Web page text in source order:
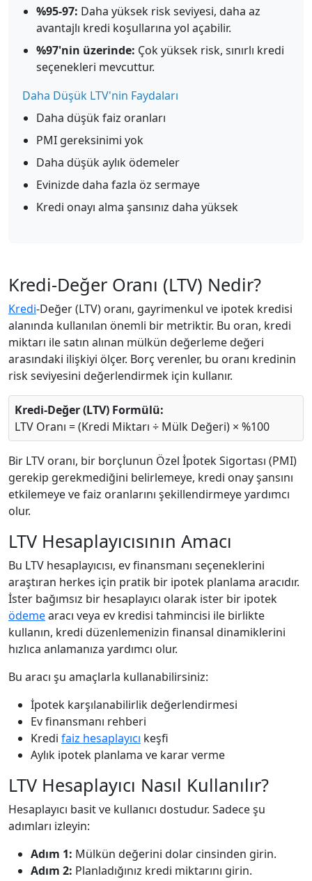
%95-97: Daha yüksek risk seviyesi, daha az
avantajlı kredi koşullarına yol açabilir.
%97'nin üzerinde: Çok yüksek risk, sınırlı kredi
seçenekleri mevcuttur.
Daha Düşük LTV'nin Faydaları
Daha düşük faiz oranları
PMI gereksinimi yok
Daha düşük aylık ödemeler
Evinizde daha fazla öz sermaye
Kredi onayı alma şansınız daha yüksek
Kredi-Değer Oranı (LTV) Nedir?
Kredi-Değer (LTV) oranı, gayrimenkul ve ipotek kredisi
alanında kullanılan önemli bir metriktir. Bu oran, kredi
miktarı ile satın alınan mülkün değerleme değeri
arasındaki ilişkiyi ölçer. Borç verenler, bu oranı kredinin
risk seviyesini değerlendirmek için kullanır.
Kredi-Değer (LTV) Formülü:
LTV Oranı = (Kredi Miktarı ÷ Mülk Değeri) × %100
Bir LTV oranı, bir borçlunun Özel İpotek Sigortası (PMI)
gerekip gerekmediğini belirlemeye, kredi onay şansını
etkilemeye ve faiz oranlarını şekillendirmeye yardımcı
olur.
LTV Hesaplayıcısının Amacı
Bu LTV hesaplayıcısı, ev finansmanı seçeneklerini
araştıran herkes için pratik bir ipotek planlama aracıdır.
İster bağımsız bir hesaplayıcı olarak ister bir ipotek
ödemearacı veya ev kredisi tahmincisi ile birlikte
kullanın, kredi düzenlemenizin finansal dinamiklerini
hızlıca anlamanıza yardımcı olur.
Bu aracı şu amaçlarla kullanabilirsiniz:
İpotek karşılanabilirlik değerlendirmesi
Ev finansmanı rehberi
Kredi faiz hesaplayıcı keşfi
Aylık ipotek planlama ve karar verme
LTV Hesaplayıcı Nasıl Kullanılır?
Hesaplayıcı basit ve kullanıcı dostudur. Sadece şu
adımları izleyin:
Adım 1: Mülkün değerini dolar cinsinden girin.
Adım 2: Planladığınız kredi miktarını girin.